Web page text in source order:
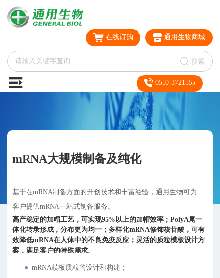
在线订购 通用生物商城
搜索
0550-3721555
mRNA大规模制备及纯化
基于在mRNA制备方面的开创技术和丰富经验，通用生物可为
客户提供mRNA一站式制备服务。
高产稳定的加帽工艺，可实现95%以上的加帽效率；PolyA尾一
体化转录形成，分布更为均一；多样化mRNA修饰核苷酸，可有
效降低mRNA在人体中的不良免疫反应；灵活的质粒模板设计方
案，满足客户的特殊需求。
mRNA模板质粒的设计和构建；